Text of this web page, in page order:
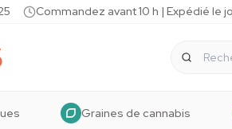
Commandez avant 10 h | Expédié le
Graines de cannabis